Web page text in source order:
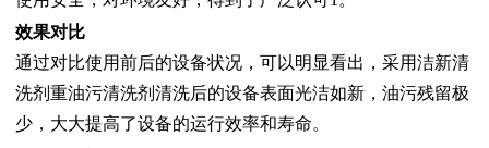
效果对比
通过对比使用前后的设备状况，可以明显看出，采用洁新清
洗剂 重油污清洗剂清洗后的设备表面光洁如新，油污残留极
少，大大提高了设备的运行效率和寿命。